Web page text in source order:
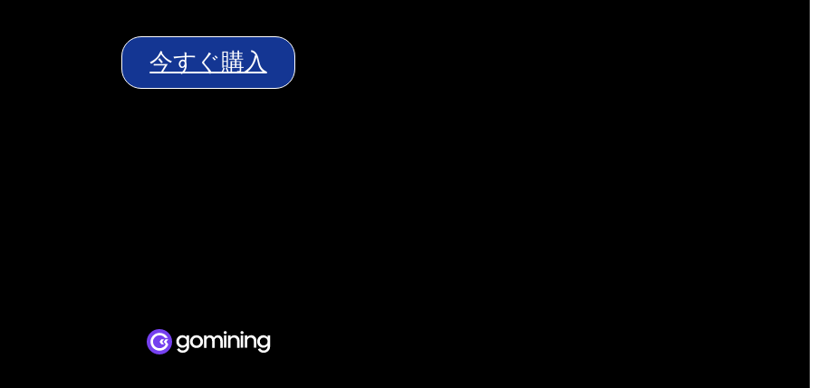
今すぐ購入